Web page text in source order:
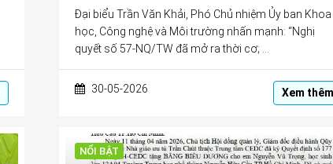
Đại biểu Trần Văn Khải, Phó Chủ nhiệm Ủy ban Khoa
học, Công nghệ và Môi trường nhấn mạnh: “Nghị
quyết số 57-NQ/TW đã mở ra thời cơ; …
30-05-2026 Xem thêm
NỔI BẬT